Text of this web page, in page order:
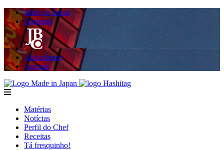
Made in Japan
Hashitag
AkibaSpace
Agenda
Powered By Made in Japan
Hashitag
menu
Matérias
Notícias
Perfil do Chef
Receitas
Tá fresquinho!